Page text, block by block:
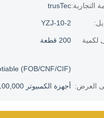
trusTec
YZJ-10-2
200 قطعة
Negotiable (FOB/CNF/CIF)
أجهزة الكمبيوتر 100,000 شهريا